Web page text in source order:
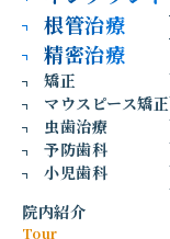
根管治療
精密治療
矯正
マウスピース矯正
虫歯治療
予防歯科
小児歯科
院内紹介
Tour
入れ歯・義
快適な
人生を
東新宿じん歯科
概念を覆す、快
す。患者様一人
合わせた最適な